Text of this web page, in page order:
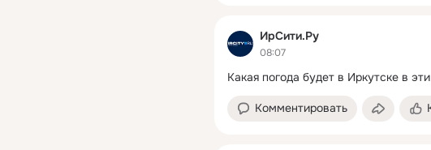
ИрСити.Ру
08:07
Какая погода будет в Иркутске в
Комментировать